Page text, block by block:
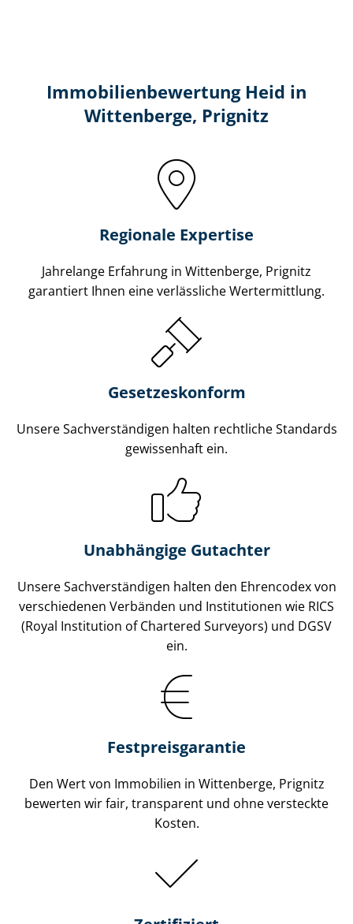
Immobilien­bewertung Heid in
Wittenberge, Prignitz
Regionale Expertise
Jahrelange Erfahrung in Wittenberge, Prignitz
garantiert Ihnen eine verlässliche Wertermittlung.
Gesetzes­konform
Unsere Sach­ver­stän­di­gen halten rechtliche Standards
gewissenhaft ein.
Unabhängige Gutachter
Unsere Sach­ver­stän­di­gen halten den Ehrencodex von
verschiedenen Verbänden und Institutionen wie RICS
(Royal Institution of Chartered Surveyors) und DGSV
ein.
Festpreis​garantie
Den Wert von Immobilien in Wittenberge, Prignitz
bewerten wir fair, transparent und ohne versteckte
Kosten.